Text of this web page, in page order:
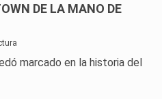
DE LA MANO DE
marcado en la historia del